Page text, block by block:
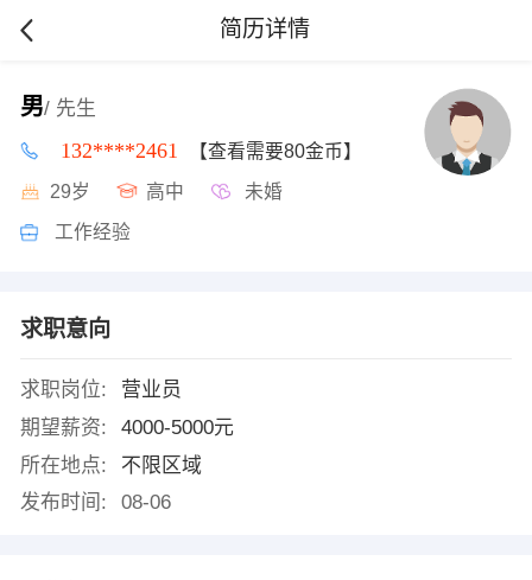
简历详情
男/ 先生
132****2461 【查看需要80金币】
29岁 高中 未婚
工作经验
求职意向
求职岗位:
营业员
期望薪资:
4000-5000元
所在地点:
不限区域
发布时间:
08-06